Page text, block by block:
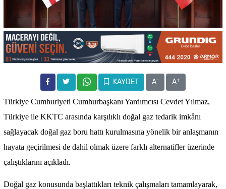
KAYDET A- A+
Türkiye Cumhuriyeti Cumhurbaşkanı Yardımcısı Cevdet Yılmaz,
Türkiye ile KKTC arasında karşılıklı doğal gaz tedarik imkânı
sağlayacak doğal gaz boru hattı kurulmasına yönelik bir anlaşmanın
hayata geçirilmesi de dahil olmak üzere farklı alternatifler üzerinde
çalıştıklarını açıkladı.
Doğal gaz konusunda başlattıkları teknik çalışmaları tamamlayarak,